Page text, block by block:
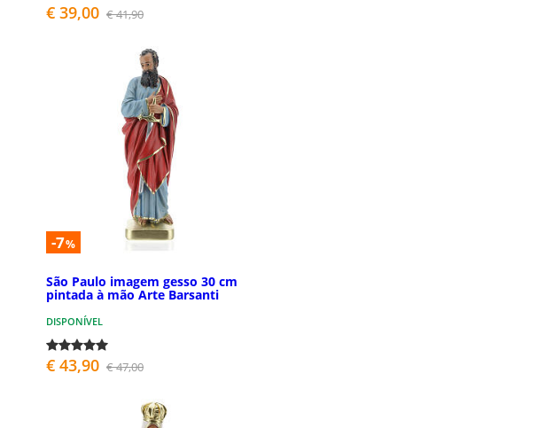
€ 39,00 € 41,90
-7%
São Paulo imagem gesso 30 cm
pintada à mão Arte Barsanti
DISPONÍVEL
€ 43,90 € 47,00